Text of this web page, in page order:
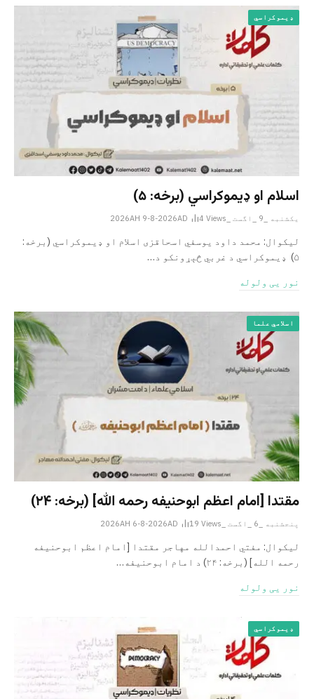
ډیموکراسي
اسلام او ډیموکراسي (برخه: ۵)
یکشنبه _9 _اگست _2026AH 9-8-2026AD 4 Views
لیکوال: محمد داود یوسفي اسحاقزی اسلام او ډیموکراسي (برخه:
۵) ډیموکراسي د غربي څېړونکو د…
نور یی ولوله
اسلامي علما
مقتدا [امام اعظم ابوحنیفه رحمه الله‎] (برخه: ۲۴)
پنجشنبه _6 _اگست _2026AH 6-8-2026AD 19 Views
لیکوال: مفتي احمدالله مهاجر مقتدا [امام اعظم ابوحنیفه
رحمه الله‎] (برخه: ۲۴) د امام ابوحنيفه…
نور یی ولوله
ډیموکراسي